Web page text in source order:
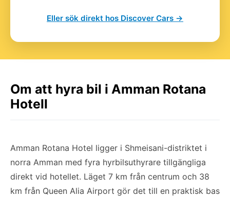
Eller sök direkt hos Discover Cars →
Om att hyra bil i Amman Rotana
Hotell
Amman Rotana Hotel ligger i Shmeisani-distriktet i
norra Amman med fyra hyrbilsuthyrare tillgängliga
direkt vid hotellet. Läget 7 km från centrum och 38
km från Queen Alia Airport gör det till en praktisk bas